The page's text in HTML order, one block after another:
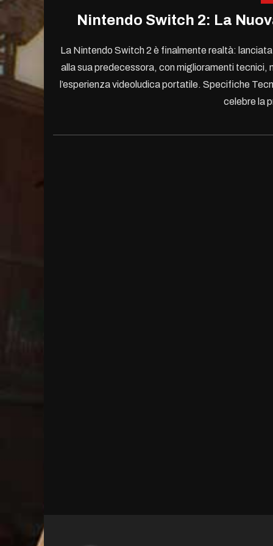
Nintendo Switch 2: La
La Nintendo Switch 2 è finalmente realtà:
alla sua predecessora, con miglioramenti tecnici,
l’esperienza videoludica portatile. Specifiche
celebre la